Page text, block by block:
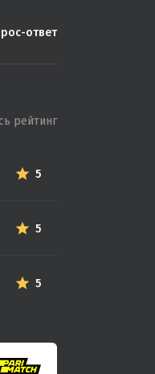
ответ
5
5
5
рейтинг